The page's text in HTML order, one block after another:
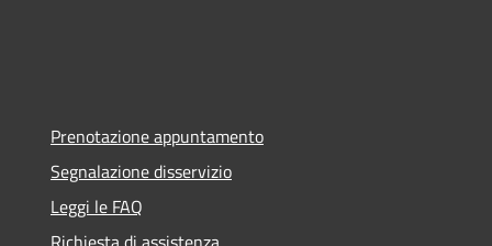
Prenotazione appuntamento
Segnalazione disservizio
Leggi le FAQ